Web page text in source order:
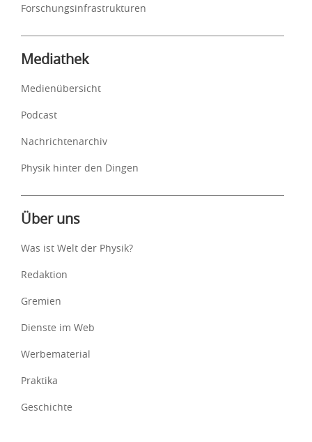
Forschungsinfrastrukturen
Mediathek
Medienübersicht
Podcast
Nachrichtenarchiv
Physik hinter den Dingen
Über uns
Was ist Welt der Physik?
Redaktion
Gremien
Dienste im Web
Werbematerial
Praktika
Geschichte